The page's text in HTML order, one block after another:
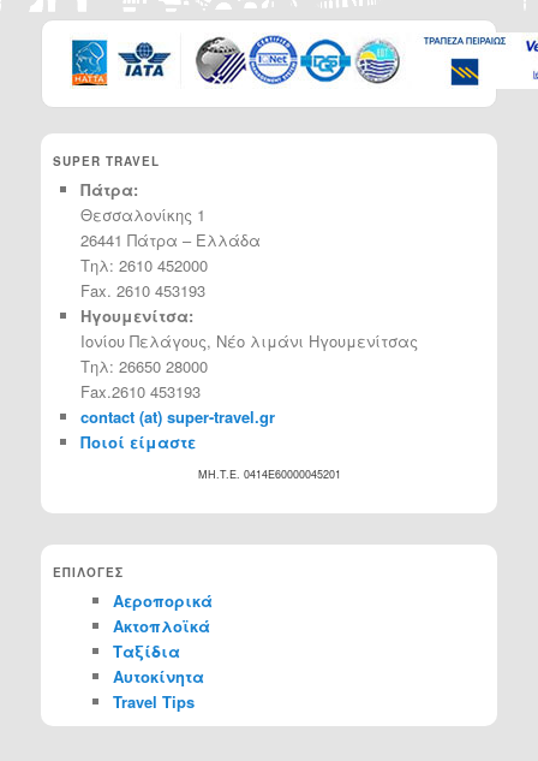
SUPER TRAVEL
Πάτρα:
Θεσσαλονίκης 1
26441 Πάτρα – Ελλάδα
Τηλ: 2610 452000
Fax. 2610 453193
Ηγουμενίτσα:
Ιονίου Πελάγους, Νέο λιμάνι Ηγουμενίτσας
Τηλ: 26650 28000
Fax.2610 453193
contact (at) super-travel.gr
Ποιοί είμαστε
MH.T.E. 0414Ε60000045201
ΕΠΙΛΟΓΕΣ
Αεροπορικά
Ακτοπλοϊκά
Ταξίδια
Αυτοκίνητα
Travel Tips